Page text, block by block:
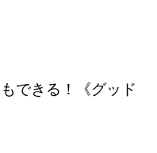
できる！《グッド